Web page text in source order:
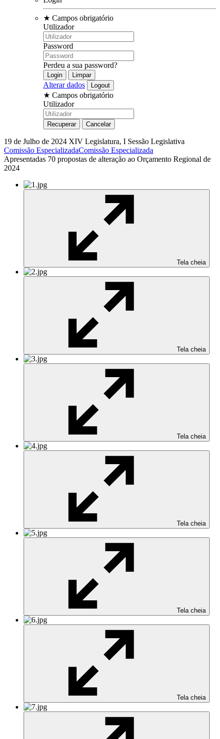
★ Campos obrigatório
Utilizador
Password
Perdeu a sua password?
Alterar dados
★ Campos obrigatório
Utilizador
19 de Julho de 2024 XIV Legislatura, I Sessão Legislativa
Comissão EspecializadaComissão Especializada
Apresentadas 70 propostas de alteração ao Orçamento Regional de
2024
Tela cheia
Tela cheia
Tela cheia
Tela cheia
Tela cheia
Tela cheia